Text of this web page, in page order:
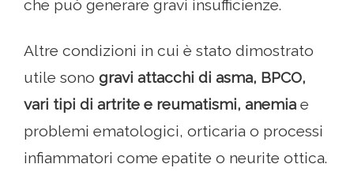
che può generare gravi insufficienze.
Altre condizioni in cui è stato dimostrato
utile sono gravi attacchi di asma, BPCO,
vari tipi di artrite e reumatismi, anemia e
problemi ematologici, orticaria o processi
infiammatori come epatite o neurite ottica.